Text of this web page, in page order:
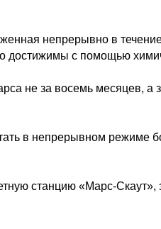
непрерывно в
достижимы с помощью
не за восемь месяцев, а
в непрерывном режиме
станцию «Марс-Скаут»,